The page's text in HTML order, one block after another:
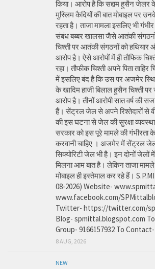
किया। आरोप है कि सद्दाम हुसैन जेलर
मुस्लिम कैदियों की बात मोबाइल पर
रहता है। ताजा मामला इसलिए भी
संबंध बब्बर खालसा जैसे आतंकी
चिश्ती पर आतंकी संगठनों को
आरोप है। ऐसे आरोपों में ही तौफिक
रहा। तौफीक चिश्ती अपने पिता
में इसलिए बंद है कि उस पर अजमेर
के खादिम हाजी बिलाल हुसैन चिश्ती
आरोप है। तीनों आरोपी सात वर्ष की
हैं। सेंट्रल जेल से अपने रिश्तेदारों से
की इस घटना से जेल की सुरक्षा
सरकार को इस पूरे मामले की गंभीरता
करवानी चाहिए । अजमेर में सेंट्रल
सिक्योरिटी जेल भी है। इन दोनों जेलों
मिलना आम बात है। लेकिन ताजा
मोबाइल ही इस्तेमाल कर रहे हैं।
08-2026) Website-
www.facebook.com/
Twitter- https://twitter.com/
Blog- spmittal.blogspot.com
Group- 9166157932 To Contact-
8 AUG, 2026
NEW